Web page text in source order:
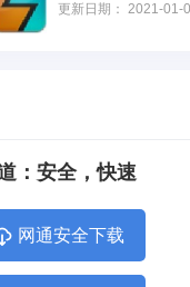
更新日期： 2021-01-
：安全，快速
网通安全下载